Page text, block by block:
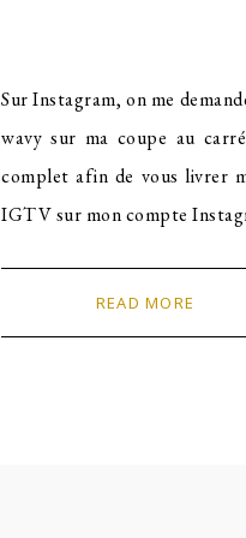
Sur Instagram, on me
wavy sur ma coupe au
complet afin de vous livrer
IGTV sur mon compte
READ MORE